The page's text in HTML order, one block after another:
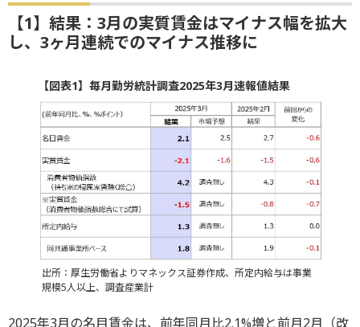
【1】結果：3月の実質賃金はマイナス幅を拡大
し、3ヶ月連続でのマイナス推移に
【図表1】毎月勤労統計調査2025年3月速報値結果
出所：厚生労働省よりマネックス証券作成、所定内給与は事業
規模5人以上、調査産業計
2025年3月の名目賃金は、前年同月比2.1%増と前月2月（改